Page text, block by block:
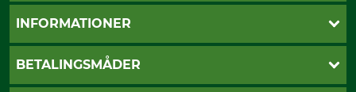
Kontakt
Cookie-indstillinger
INFORMATIONER
Betalingsmåder
BETALINGSMÅDER